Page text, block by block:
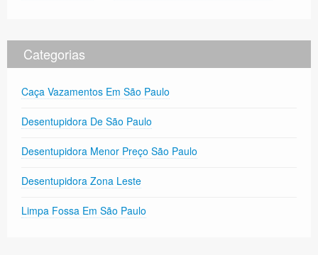
Categorias
Caça Vazamentos Em São Paulo
Desentupidora De São Paulo
Desentupidora Menor Preço São Paulo
Desentupidora Zona Leste
Limpa Fossa Em São Paulo